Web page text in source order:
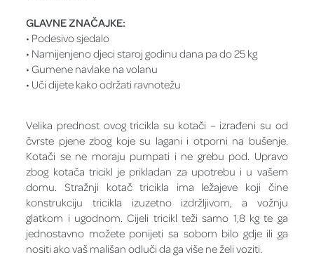
GLAVNE ZNAČAJKE:
• Podesivo sjedalo
• Namijenjeno djeci staroj godinu dana pa do 25 kg
• Gumene navlake na volanu
• Uči dijete kako održati ravnotežu
Velika prednost ovog tricikla su kotači – izrađeni su od
čvrste pjene zbog koje su lagani i otporni na bušenje.
Kotači se ne moraju pumpati i ne grebu pod. Upravo
zbog kotača tricikl je prikladan za upotrebu i u vašem
domu. Stražnji kotač tricikla ima ležajeve koji čine
konstrukciju tricikla izuzetno izdržljivom, a vožnju
glatkom i ugodnom. Cijeli tricikl teži samo 1,8 kg te ga
jednostavno možete ponijeti sa sobom bilo gdje ili ga
nositi ako vaš mališan odluči da ga više ne želi voziti.